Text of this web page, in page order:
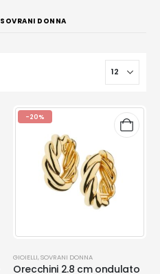
SOVRANI DONNA
-20%
GIOIELLI, SOVRANI DONNA
Orecchini 2.8 cm ondulato